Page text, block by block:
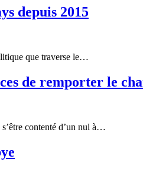
depuis 2015
que traverse le…
de remporter le
contenté d’un nul à…